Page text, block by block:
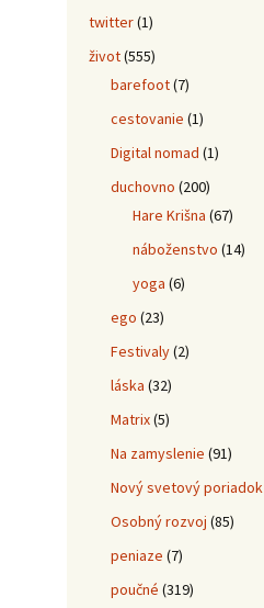
twitter(1)
život(555)
barefoot(7)
cestovanie (1)
Digital nomad (1)
duchovno (200)
Hare Krišna (67)
náboženstvo (14)
yoga (6)
ego (23)
Festivaly(2)
láska (32)
Matrix(5)
Na zamyslenie (91)
Nový svetový poriadok
Osobný rozvoj (85)
peniaze (7)
poučné (319)